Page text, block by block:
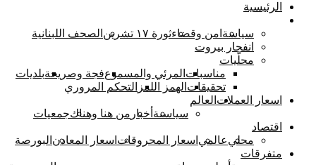
الرئيسية
سياسة امن وقضاءثورة ١٧ تشرين
الصحف اللبنانية
انفجار بيروت
محلّيات
مناسبات المرئي والمسموعفجة وصريحةبلديات
تحقيقات الهمز اللمز التحكم المروري
اسعار العملات العالم
سياسىة أخبار من هنا وهناكجمعيات
اقتصاد
محليعالمي اسعار المحروقات اسعار المعادن البورصة
متفرقات